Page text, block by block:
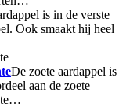
is in de verste
Ook smaakt hij heel
De zoete aardappel is
aan de zoete